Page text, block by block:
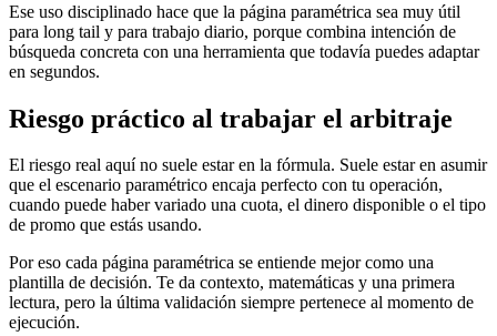
Ese uso disciplinado hace que la página paramétrica sea muy útil
para long tail y para trabajo diario, porque combina intención de
búsqueda concreta con una herramienta que todavía puedes adaptar
en segundos.
Riesgo práctico al trabajar el arbitraje
El riesgo real aquí no suele estar en la fórmula. Suele estar en asumir
que el escenario paramétrico encaja perfecto con tu operación,
cuando puede haber variado una cuota, el dinero disponible o el tipo
de promo que estás usando.
Por eso cada página paramétrica se entiende mejor como una
plantilla de decisión. Te da contexto, matemáticas y una primera
lectura, pero la última validación siempre pertenece al momento de
ejecución.